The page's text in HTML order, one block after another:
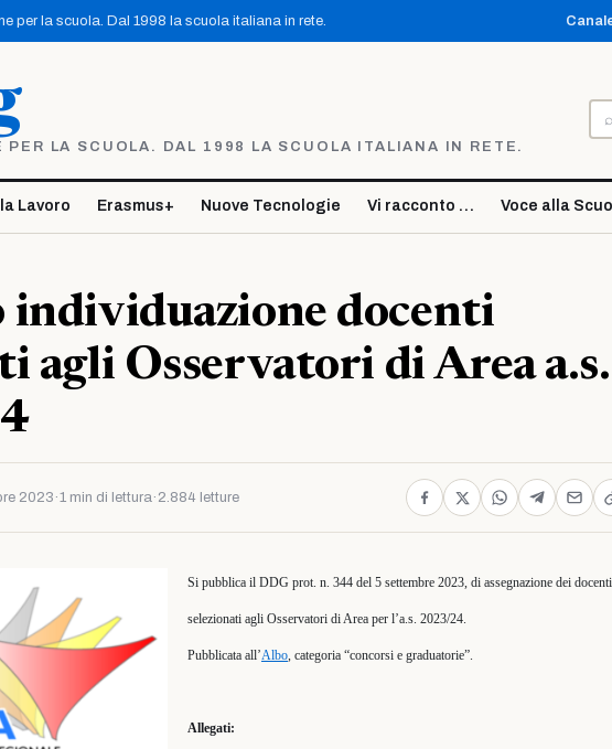
per la scuola. Dal 1998 la scuola italiana in rete.
LA SCUOLA. DAL 1998 LA SCUOLA ITALIANA IN RETE.
⌕
Lavoro Erasmus+ Nuove Tecnologie Vi racconto … Voce alla
individuazione docenti
agli Osservatori di Area a.s.
2023 ·1 min di lettura· 2.884 letture
Si pubblica il DDG prot. n. 344 del 5 settembre 2023, di assegnazione dei docenti
selezionati agli Osservatori di Area per l’a.s. 2023/24.
Pubblicata all’Albo, categoria “concorsi e graduatorie”.
Allegati: